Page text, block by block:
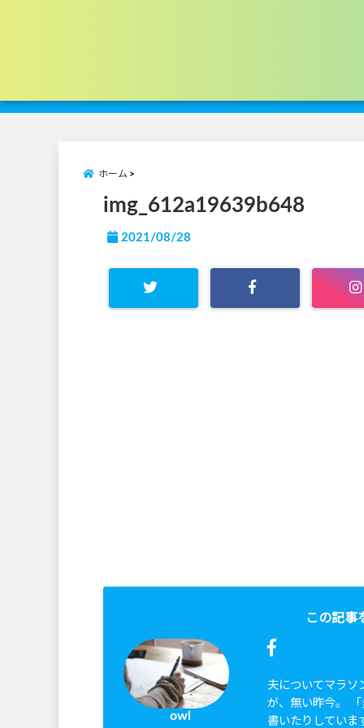
ホーム
img_612a19639b648
2021/08/28
この記事
owl
夫についてマラソ
が、無い昨今。
書いたりしていま